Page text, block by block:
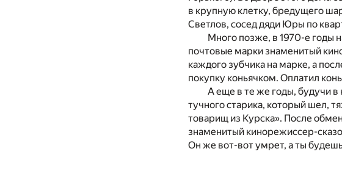
в крупную клетку, бредущего
Светлов, сосед дяди Юры по
Много позже, в 1970-е годы
почтовые марки знаменитый
каждого зубчика на марке, а
покупку коньячком. Оплатил
А еще в те же годы, будучи
тучного старика, который шел,
товарищ из Курска». После
знаменитый кинорежиссер-
Он же вот-вот умрет, а ты